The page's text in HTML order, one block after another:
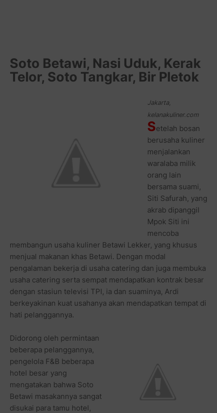
Soto Betawi, Nasi Uduk, Kerak
Telor, Soto Tangkar, Bir Pletok
Jakarta,
kelanakuliner.com
Setelah bosan
berusaha kuliner
menjalankan
waralaba milik
orang lain
bersama suami,
Siti Safurah, yang
akrab dipanggil
Mpok Siti ini
mencoba
membangun usaha kuliner Betawi Lekker, yang khusus
menjual makanan khas Betawi. Dengan modal
pengalaman bekerja di usaha catering dan juga membuka
usaha catering serta sempat mendapatkan kontrak besar
dengan stasiun televisi TPI, ia dan suaminya, Ardi
berkeyakinan kuat usahanya akan mendapatkan tempat di
hati pelanggannya.
Didorong oleh permintaan
beberapa pelanggannya,
pengelola F&B beberapa
hotel besar yang
mengatakan bahwa Soto
Betawi masakannya sangat
disukai para tamu hotel,